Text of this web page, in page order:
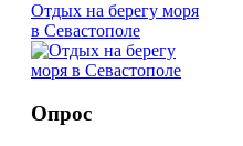
Отдых на берегу моря
в Севастополе
Опрос